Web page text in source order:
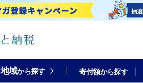
地域から探す 寄付額から探す